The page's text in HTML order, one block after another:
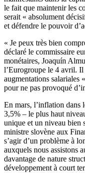
le fait que maintenir les
serait « absolument
et défendre le pouvoir
« Je peux très bien
déclaré le commissaire
monétaires, Joaquín
l’Eurogroupe le 4 avril. Il
augmentations salariales
pour ne pas provoqué
En mars, l’inflation dans
3,5% – le plus haut
unique et un niveau bien
ministre slovène aux
s’agir d’un problème à
auxquels nous assistons
davantage de nature
développement à court